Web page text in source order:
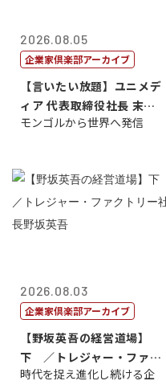
2026.08.05
企業家倶楽部アーカイブ
【言いたい放題】ユニメデ
ィア 代表取締役社長 末田
真
モンゴルから世界へ発信
2026.08.03
企業家倶楽部アーカイブ
【野坂英吾の経営道場】
下 ／トレジャー・ファク
トリー社長野坂...
時代を捉え進化し続ける企